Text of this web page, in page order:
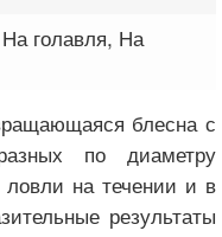
голавля, На
блесна с
по диаметру
на течении и в
результаты